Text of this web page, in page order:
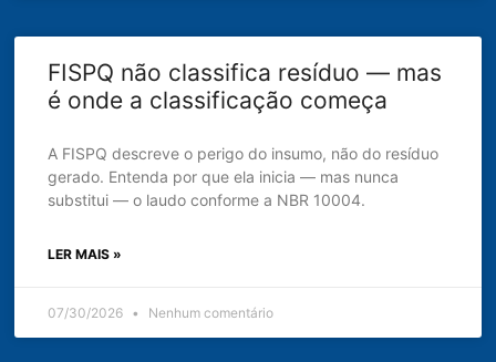
FISPQ não classifica resíduo — mas
é onde a classificação começa
A FISPQ descreve o perigo do insumo, não do resíduo
gerado. Entenda por que ela inicia — mas nunca
substitui — o laudo conforme a NBR 10004.
LER MAIS »
07/30/2026 Nenhum comentário